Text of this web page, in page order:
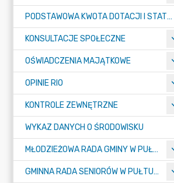
PODSTAWOWA KWOTA DOTACJI I STATYSTYCZNA LICZBA UCZNIÓW
KONSULTACJE SPOŁECZNE
OŚWIADCZENIA MAJĄTKOWE
OPINIE RIO
KONTROLE ZEWNĘTRZNE
WYKAZ DANYCH O ŚRODOWISKU
MŁODZIEŻOWA RADA GMINY W PUŁTUSKU
GMINNA RADA SENIORÓW W PUŁTUSKU